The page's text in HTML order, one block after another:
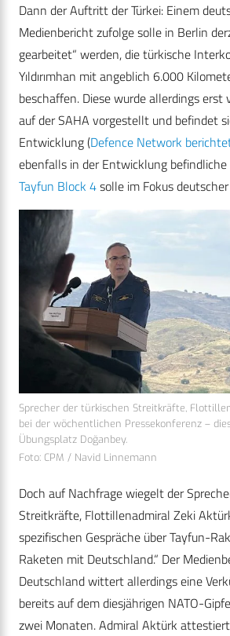
Dann der Auftritt der Türkei: Einem
Medienbericht zufolge solle in Berlin
gearbeitet“ werden, die türkische
Yıldırımhan mit angeblich 6.000
beschaffen. Diese wurde allerdings erst
auf der SAHA vorgestellt und befindet
Entwicklung (Defence Network
ebenfalls in der Entwicklung
Tayfun Block 4solle im Fokus
Sprecher der türkischen Streitkräfte,
bei der wöchentlichen Pressekonferenz –
Übungsplatz Doğanbey.
Foto: CPM / Navid Linnemann
Doch auf Nachfrage wiegelt der
Streitkräfte, Flottillenadmiral Zeki
spezifischen Gespräche über Tayfun-
Raketen mit Deutschland.“ Der
Deutschland wittert allerdings eine
bereits auf dem diesjährigen NATO-
zwei Monaten. Admiral Aktürk